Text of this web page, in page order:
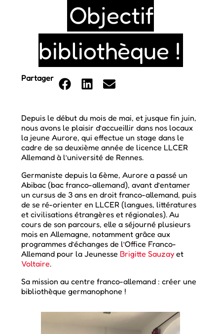
Objectif
bibliothèque !
Partager
Depuis le début du mois de mai, et jusque fin juin,
nous avons le plaisir d’accueillir dans nos locaux
la jeune Aurore, qui effectue un stage dans le
cadre de sa deuxième année de licence LLCER
Allemand à l’université de Rennes.
Germaniste depuis la 6ème, Aurore a passé un
Abibac (bac franco-allemand), avant d’entamer
un cursus de 3 ans en droit franco-allemand, puis
de se ré-orienter en LLCER (langues, littératures
et civilisations étrangères et régionales). Au
cours de son parcours, elle a séjourné plusieurs
mois en Allemagne, notamment grâce aux
programmes d’échanges de l’Office Franco-
Allemand pour la Jeunesse Brigitte Sauzay et
Voltaire.
Sa mission au centre franco-allemand : créer une
bibliothèque germanophone !